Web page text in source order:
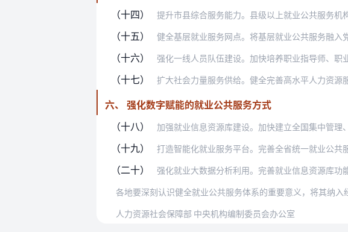
（十四）
提升市县综合服务能力。县级以上就业公共服务机构要科学设置
（十五） 健全基层就业服务网点。将基层就业公共服务融入党建引领基层
（十六） 强化一线人员队伍建设。加快培养职业指导师、职业信息分析
（十七） 扩大社会力量服务供给。健全完善高水平人力资源服务产业园体
六、 强化数字赋能的就业公共服务方式
（十八）
加强就业信息资源库建设。加快建立全国集中管理、部省协同
（十九） 打造智能化就业服务平台。完善全省统一就业公共服务平台功
（二十） 强化就业大数据分析利用。完善就业信息资源库功能，多维度
人力资源社会保障部 中央机构编制委员会办公室